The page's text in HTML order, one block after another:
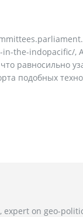
the-indopacific/,
равносильно
подобных
expert on geo-